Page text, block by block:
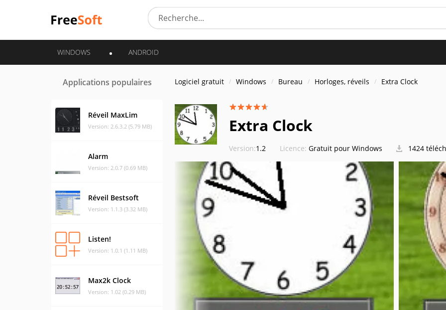
WINDOWS ANDROID
Applications populaires
Réveil MaxLim
Version: 2.6.3.2 (5.79 MB)
Alarm
Version: 2.0.7 (0.69 MB)
Réveil Bestsoft
Version: 1.1.3 (3.32 MB)
Listen!
Version: 1.0.1 (1.11 MB)
Max2k Clock
Version: 1.02 (0.29 MB)
Logiciel gratuit Windows Bureau Horloges, réveils Extra Clock
Extra Clock
Version:1.2 Licence: Gratuit pour Windows 1424